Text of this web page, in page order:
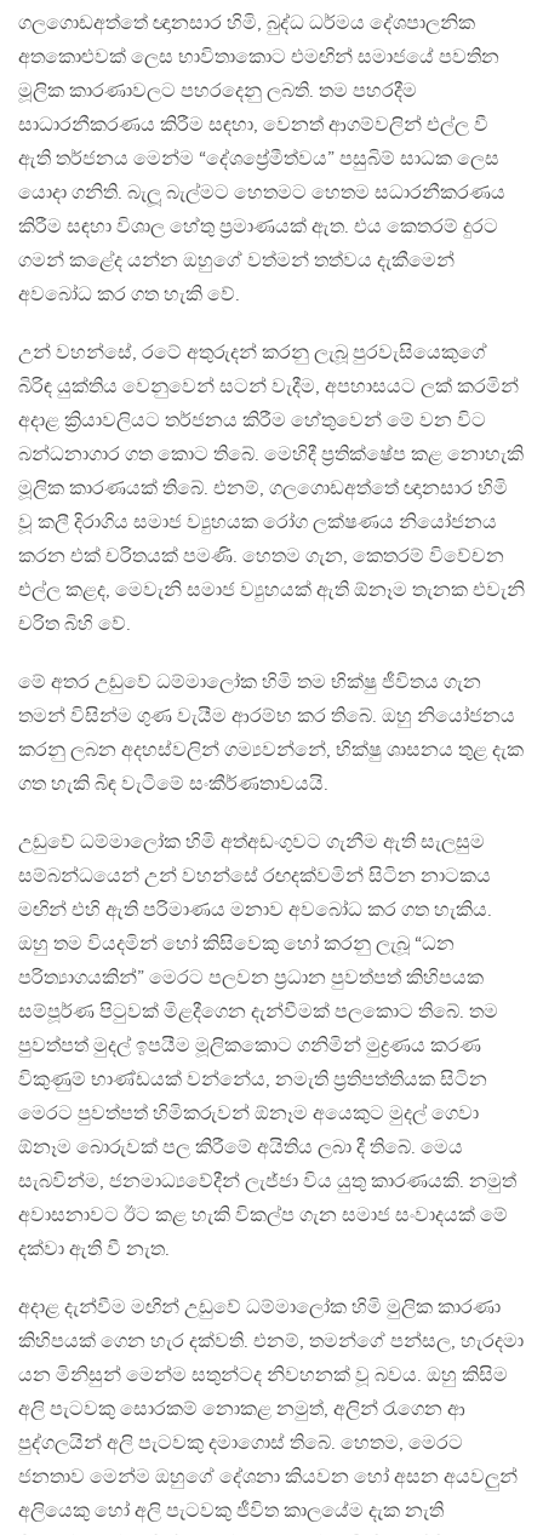
ගලගොඩඅත්තේ ඥානසාර හිමි, බුද්ධ ධර්මය දේශපාලනික
අතකොළුවක් ලෙස භාවිතාකොට එමඟින් සමාජයේ පවතින
මූලික කාරණාවලට පහරදෙනු ලබති. තම පහරදීම
සාධාරනීකරණය කිරීම සඳහා, වෙනත් ආගම්වලින් එල්ල වී
ඇති තර්ජනය මෙන්ම “දේශප්‍රේමීත්වය” පසුබිම් සාධක ලෙස
යොදා ගනිති. බැලූ බැල්මට හෙතමට හෙතම සධාරනීකරණය
කිරීම සඳහා විශාල හේතු ප්‍රමාණයක් ඇත. එය කෙතරම් දුරට
ගමන් කළේද යන්න ඔහුගේ වත්මන් තත්වය දැකීමෙන්
අවබෝධ කර ගත හැකි වේ.
උන් වහන්සේ, රටේ අතුරුදන් කරනු ලැබූ පුරවැසියෙකුගේ
බිරිඳ යුක්තිය වෙනුවෙන් සටන් වැදීම, අපහාසයට ලක් කරමින්
අදාළ ක්‍රියාවලියට තර්ජනය කිරීම හේතුවෙන් මේ වන විට
බන්ධනාගාර ගත කොට තිබේ. මෙහිදී ප්‍රතික්ෂේප කළ නොහැකි
මූලික කාරණයක් තිබේ. එනම්, ගලගොඩඅත්තේ ඥානසාර හිමි
වූ කලී දිරාගිය සමාජ ව්‍යුහයක රෝග ලක්ෂණය නියෝජනය
කරන එක් චරිතයක් පමණි. හෙතම ගැන, කෙතරම් විවේචන
එල්ල කළද, මෙවැනි සමාජ ව්‍යුහයක් ඇති ඕනෑම තැනක එවැනි
චරිත බිහි වේ.
මේ අතර උඩුවේ ධම්මාලෝක හිමි තම භික්ෂු ජීවිතය ගැන
තමන් විසින්ම ගුණ වැයීම ආරම්භ කර තිබේ. ඔහු නියෝජනය
කරනු ලබන අදහස්වලින් ගම්‍යවන්නේ, භික්ෂු ශාසනය තුළ දැක
ගත හැකි බිඳ වැටීමේ සංකීර්ණතාවයයි.
උඩුවේ ධම්මාලෝක හිමි අත්අඩංගුවට ගැනීම ඇති සැලසුම
සම්බන්ධයෙන් උන් වහන්සේ රඟදක්වමින් සිටින නාටකය
මඟින් එහි ඇති පරිමාණය මනාව අවබෝධ කර ගත හැකිය.
ඔහු තම වියදමින් හෝ කිසිවෙකු හෝ කරනු ලැබූ “ධන
පරිත්‍යාගයකින්” මෙරට පලවන ප්‍රධාන පුවත්පත් කිහිපයක
සම්පූර්ණ පිටුවක් මිළදීගෙන දැන්වීමක් පලකොට තිබේ. තම
පුවත්පත් මුදල් ඉපයීම මූලිකකොට ගනිමින් මුද්‍රණය කරණ
විකුණුම් භාණ්ඩයක් වන්නේය, නමැති ප්‍රතිපත්තියක සිටින
මෙරට පුවත්පත් හිමිකරුවන් ඕනෑම අයෙකුට මුදල් ගෙවා
ඕනෑම බොරුවක් පල කිරීමේ අයිතිය ලබා දී තිබේ. මෙය
සැබවින්ම, ජනමාධ්‍යවේදීන් ලැජ්ජා විය යුතු කාරණයකි. නමුත්
අවාසනාවට ඊට කළ හැකි විකල්ප ගැන සමාජ සංවාදයක් මේ
දක්වා ඇති වී නැත.
අදාළ දැන්වීම මඟින් උඩුවේ ධම්මාලෝක හිමි මුලික කාරණා
කිහිපයක් ගෙන හැර දක්වති. එනම්, තමන්ගේ පන්සල, හැරදමා
යන මිනිසුන් මෙන්ම සතුන්ටද නිවහනක් වූ බවය. ඔහු කිසිම
අලි පැටවකු සොරකම් නොකළ නමුත්, අලින් රැගෙන ආ
පුද්ගලයින් අලි පැටවකු දමාගොස් තිබේ. හෙතම, මෙරට
ජනතාව මෙන්ම ඔහුගේ දේශනා කියවන හෝ අසන අයවලුන්
අලියෙකු හෝ අලි පැටවකු ජීවිත කාලයේම දැක නැති